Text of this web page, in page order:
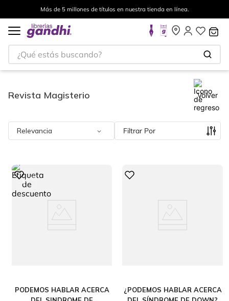
Más de 5 millones de títulos en nuestra tienda en línea.
¿Qué estás buscando?
Revista Magisterio Volver
Relevancia Filtrar
PODEMOS HABLAR ACERCA
-10%
¿PODEMOS HABLAR ACERCA